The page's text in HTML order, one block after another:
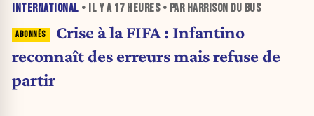
INTERNATIONAL • IL Y A 17 HEURES• PAR HARRISON DU BUS
Crise à la FIFA : Infantino
reconnaît des erreurs mais refuse de
partir